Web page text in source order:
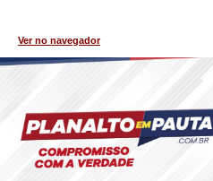
Ver no navegador